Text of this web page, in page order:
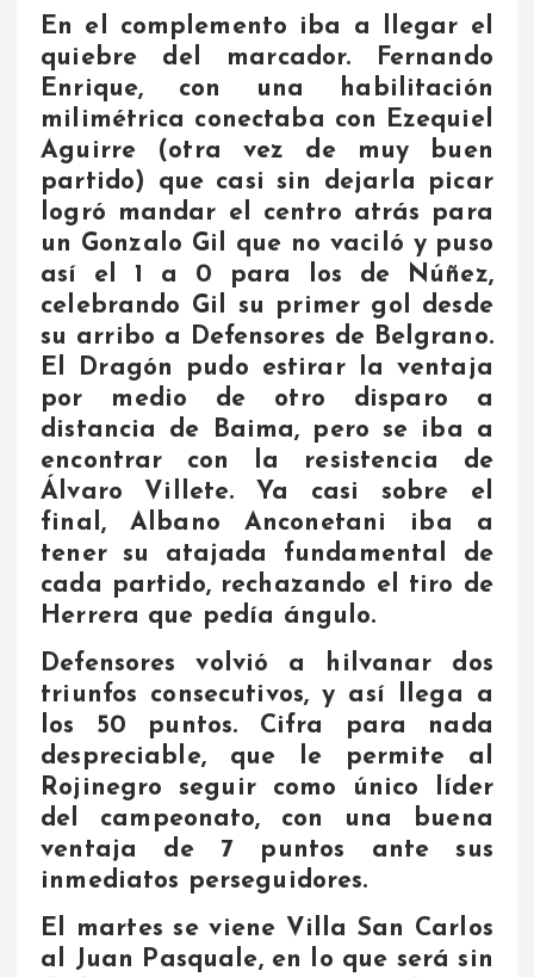
En el complemento iba a llegar el
quiebre del marcador. Fernando
Enrique, con una habilitación
milimétrica conectaba con Ezequiel
Aguirre (otra vez de muy buen
partido) que casi sin dejarla picar
logró mandar el centro atrás para
un Gonzalo Gil que no vaciló y puso
así el 1 a 0 para los de Núñez,
celebrando Gil su primer gol desde
su arribo a Defensores de Belgrano.
El Dragón pudo estirar la ventaja
por medio de otro disparo a
distancia de Baima, pero se iba a
encontrar con la resistencia de
Álvaro Villete. Ya casi sobre el
final, Albano Anconetani iba a
tener su atajada fundamental de
cada partido, rechazando el tiro de
Herrera que pedía ángulo.
Defensores volvió a hilvanar dos
triunfos consecutivos, y así llega a
los 50 puntos. Cifra para nada
despreciable, que le permite al
Rojinegro seguir como único líder
del campeonato, con una buena
ventaja de 7 puntos ante sus
inmediatos perseguidores.
El martes se viene Villa San Carlos
al Juan Pasquale, en lo que será sin